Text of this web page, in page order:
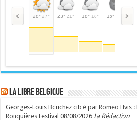
28° 27° 23° 21° 18° 18° 16°
LA Libre Belgique
Georges-Louis Bouchez ciblé par Roméo Elvis :
Ronquières Festival 08/08/2026 La Rédaction